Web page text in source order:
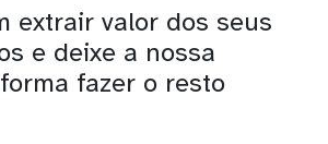
extrair valor dos seus
e deixe a nossa
fazer o resto